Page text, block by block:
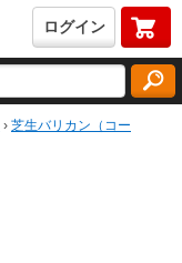
ログイン
› 芝生バリカン（コー